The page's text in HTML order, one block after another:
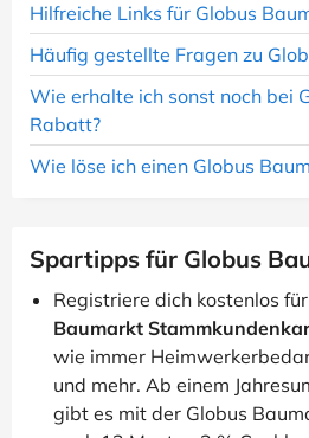
Hilfreiche Links für Globus
Häufig gestellte Fragen zu
Wie erhalte ich sonst noch bei
Rabatt?
Wie löse ich einen Globus
Spartipps für Globus
Registriere dich kostenlos
Baumarkt
wie immer
und mehr. Ab einem
gibt es mit der Globus